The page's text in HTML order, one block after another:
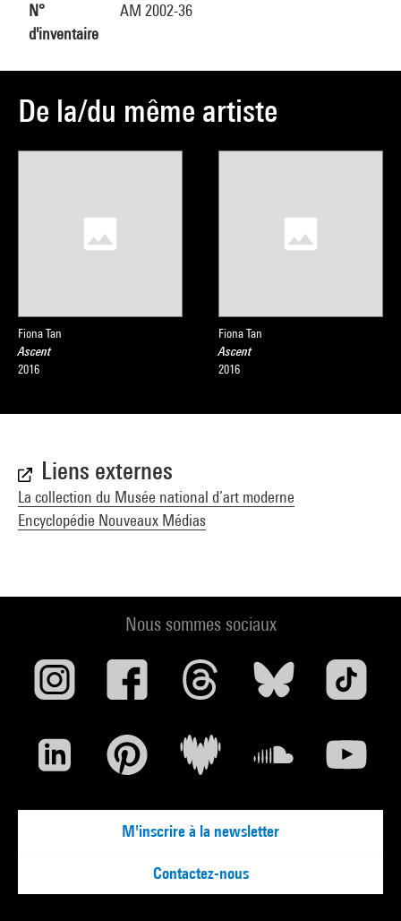
N°
d'inventaire
AM 2002-36
De la/du même artiste
Fiona Tan
Ascent
2016
Fiona Tan
Ascent
2016
Liens externes
La collection du Musée national d’art moderne
Encyclopédie Nouveaux Médias
Nous sommes sociaux
M'inscrire à la newsletter
Contactez-nous